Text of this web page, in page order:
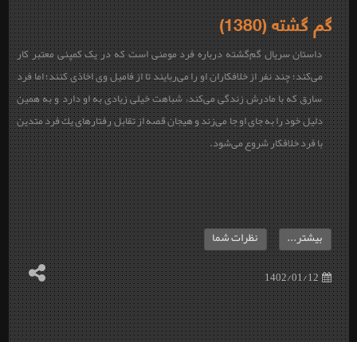
گم گشته (1380)
داستان سریال گم‌گشته درباره فرد مومنی است كه در یک کمپنی معتبر كار
می‌كند؛ چند نفر از خلافكاران او را می‌ربایند تا از فامیل وی اخاذی كنند؛ اما فرد
سارق كه با مادرش زندگی می‌كند، شباهت خيلی زيادی به او دارد و به همين
دليل خود را به جای او جا می‌زند و هيجان قصه از تقابل رفتارهای يك فرد متدين
با فرد خلافكار شروع می‌شود.
1402/01/12
بیشتر... نظرات شما